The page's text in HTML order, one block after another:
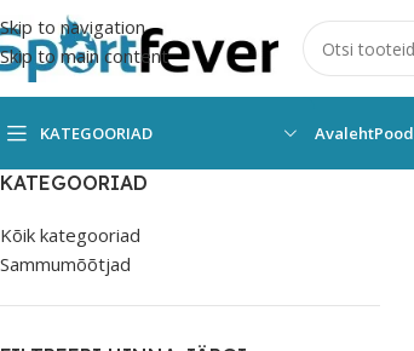
Skip to navigation
Skip to main content
KATEGOORIAD AvalehtPood
KATEGOORIAD
Kõik kategooriad
Sammumõõtjad